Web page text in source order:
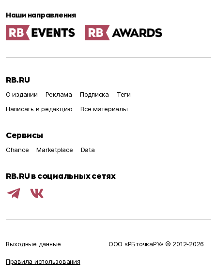
Наши направления
RB.RU
О издании Реклама Подписка
Теги
Написать в редакцию
Все материалы
Сервисы
Chance Marketplace Data
RB.RU в социальных сетях
Выходные данные
Правила использования
ООО «РБточкаРУ» © 2012‑2026